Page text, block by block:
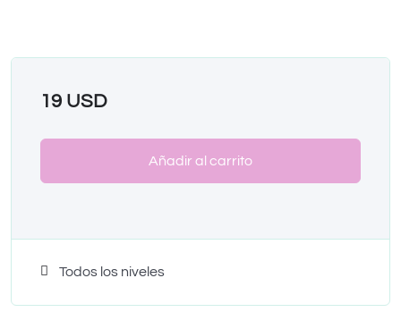
19 USD
Añadir al carrito
Todos los niveles